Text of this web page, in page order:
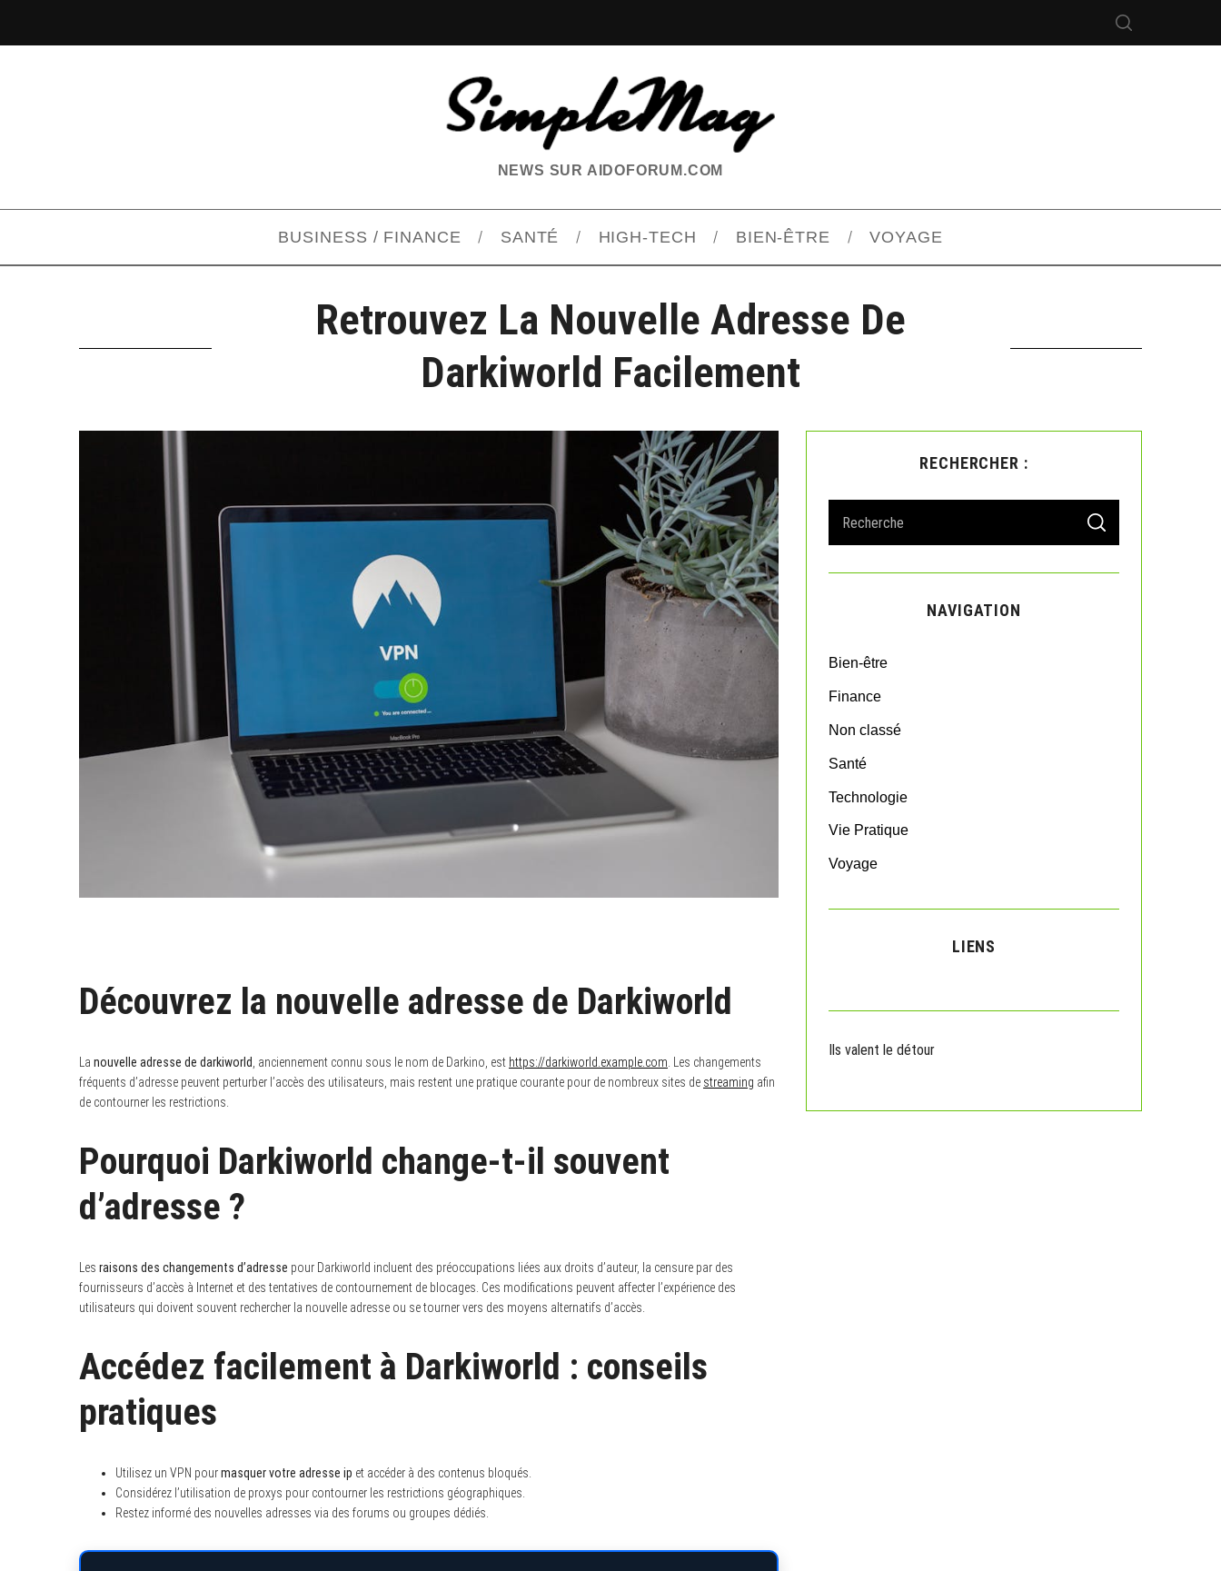
NEWS SUR AIDOFORUM.COM
BUSINESS / FINANCE SANTÉ HIGH-TECH BIEN-ÊTRE VOYAGE
Retrouvez La Nouvelle Adresse De
Darkiworld Facilement
Découvrez la nouvelle adresse de Darkiworld
La nouvelle adresse de darkiworld , anciennement connu sous le nom de Darkino, est https://darkiworld.example.com . Les changements
fréquents d’adresse peuvent perturber l’accès des utilisateurs, mais restent une pratique courante pour de nombreux sites de streaming afin
de contourner les restrictions.
Pourquoi Darkiworld change-t-il souvent
d’adresse ?
Les raisons des changements d’adresse pour Darkiworld incluent des préoccupations liées aux droits d’auteur, la censure par des
fournisseurs d’accès à Internet et des tentatives de contournement de blocages. Ces modifications peuvent affecter l’expérience des
utilisateurs qui doivent souvent rechercher la nouvelle adresse ou se tourner vers des moyens alternatifs d’accès.
Accédez facilement à Darkiworld : conseils
pratiques
Utilisez un VPN pourmasquer votre adresse ip et accéder à des contenus bloqués.
Considérez l’utilisation de proxys pour contourner les restrictions géographiques.
Restez informé des nouvelles adresses via des forums ou groupes dédiés.
RECHERCHER :
a
r
o
S
A
C
NAVIGATION
Bien-être
Finance
Non classé
Santé
Technologie
Vie Pratique
Voyage
LIENS
Ils valent le détour